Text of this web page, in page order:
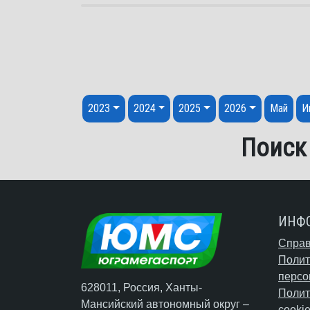
Перейти к содержанию
2023 2024 2025 2026 Май
628011, Россия, Ханты-
Мансийский автономный округ –